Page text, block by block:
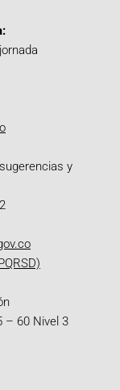
y
– 60 Nivel 3